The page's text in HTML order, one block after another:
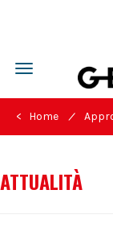
Toggle
navigation
< Home /
ATTUALITÀ